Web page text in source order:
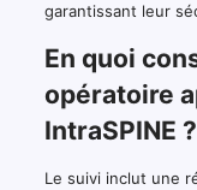
garantissant leur
En quoi
opératoire
IntraSPINE ?
Le suivi inclut une